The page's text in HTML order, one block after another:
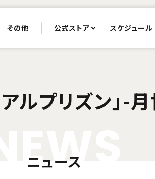
その他 公式ストア スケジュール
ルプリズン」-
EW
ニュース